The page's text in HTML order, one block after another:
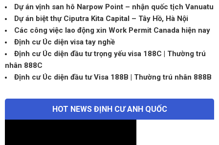
Dự án vịnh san hô Narpow Point – nhận quốc tịch Vanuatu
Dự án biệt thự Ciputra Kita Capital – Tây Hồ, Hà Nội
Các công việc lao động xin Work Permit Canada hiện nay
Định cư Úc diện visa tay nghề
Định cư Úc diện đầu tư trọng yếu visa 188C | Thường trú
nhân 888C
Định cư Úc diện đầu tư Visa 188B | Thường trú nhân 888B
HOT NEWS ĐỊNH CƯ ANH QUỐC